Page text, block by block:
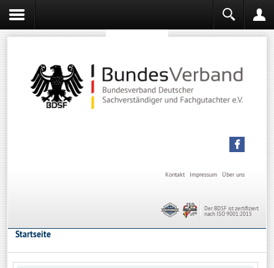
Über uns
Impressum
Kontakt
Der BDSF ist zertifiziert
nach ISO 9001:2015
Startseite